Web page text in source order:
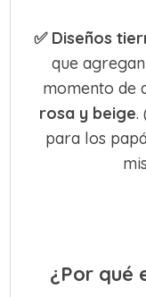
✅ Diseños
que
momento de
rosa y beige.
para los
¿Por qué